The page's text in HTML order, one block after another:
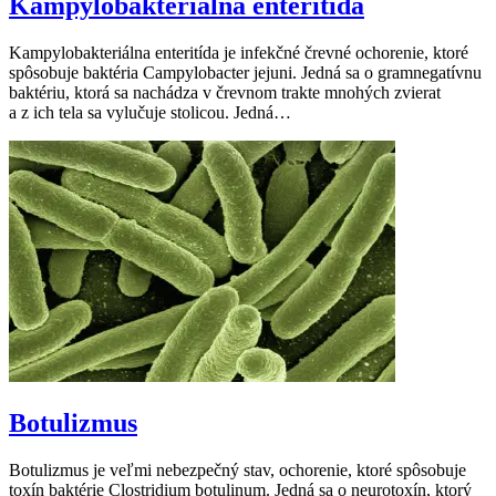
Kampylobakteriálna enteritída
Kampylobakteriálna enteritída je infekčné črevné ochorenie, ktoré
spôsobuje baktéria Campylobacter jejuni. Jedná sa o gramnegatívnu
baktériu, ktorá sa nachádza v črevnom trakte mnohých zvierat
a z ich tela sa vylučuje stolicou. Jedná…
Botulizmus
Botulizmus je veľmi nebezpečný stav, ochorenie, ktoré spôsobuje
toxín baktérie Clostridium botulinum. Jedná sa o neurotoxín, ktorý